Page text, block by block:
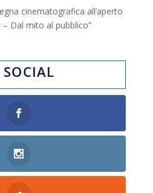
cinematografica all’aperto
Dal mito al pubblico”